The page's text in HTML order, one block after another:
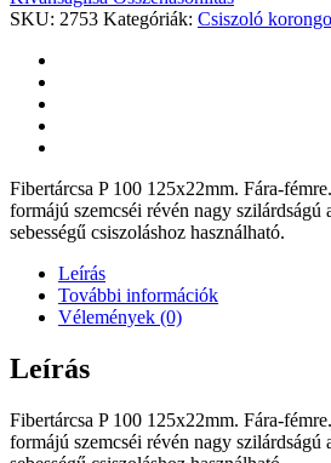
SKU: 2753 Kategóriák: Csiszoló
Fibertárcsa P 100 125x22mm. Fára-
formájú szemcséi révén nagy
sebességű csiszoláshoz használható.
Leírás
További információk
Vélemények (0)
Leírás
Fibertárcsa P 100 125x22mm. Fára-
formájú szemcséi révén nagy